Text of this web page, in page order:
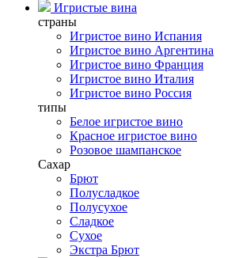
Игристые вина
страны
Игристое вино Испания
Игристое вино Аргентина
Игристое вино Франция
Игристое вино Италия
Игристое вино Россия
типы
Белое игристое вино
Красное игристое вино
Розовое шампанское
Сахар
Брют
Полусладкое
Полусухое
Сладкое
Сухое
Экстра Брют